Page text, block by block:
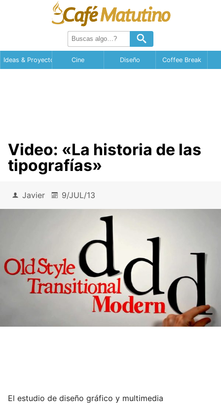
Ideas & Proyectos Cine Diseño Coffee Break
Video: «La historia de las
tipografías»
Javier 9/JUL/13
El estudio de diseño gráfico y multimedia